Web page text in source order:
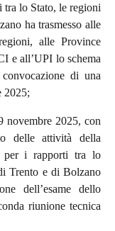
tra lo Stato, le regioni
ha trasmesso alle
alle Province
e all’UPI lo schema
di una
2025;
2025, con
delle attività della
per i rapporti tra lo
Trento e di Bolzano
dell’esame dello
riunione tecnica